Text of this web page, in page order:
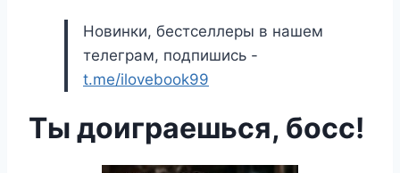
Новинки, бестселлеры в нашем
телеграм, подпишись -
t.me/ilovebook99
Ты доиграешься, босс!